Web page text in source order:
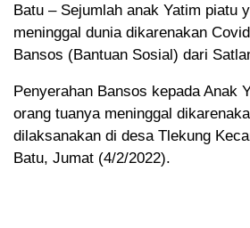
Batu – Sejumlah anak Yatim piatu
meninggal dunia dikarenakan
Bansos (Bantuan Sosial) dari
Penyerahan Bansos kepada Anak
orang tuanya meninggal
dilaksanakan di desa Tlekung
Batu, Jumat (4/2/2022).